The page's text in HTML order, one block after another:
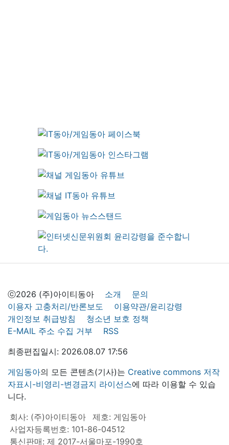
ⓒ2026 (주)아이티동아 소개
문의
이용자 고충처리/반론보도
이용약관/윤리강령
개인정보 취급방침
청소년 보호 정책
E-MAIL 주소 수집 거부
RSS
최종편집일시: 2026.08.07 17:56
게임동아의 모든 콘텐츠(기사)는 Creative commons 저작
자표시-비영리-변경금지 라이선스에 따라 이용할 수 있습
니다.
회사: (주)아이티동아
제호: 게임동아
사업자등록번호: 101-86-04512
통신판매: 제 2017-서울마포-1990호